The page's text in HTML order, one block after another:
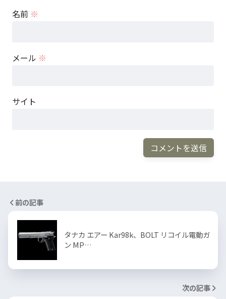
名前 ※
メール ※
サイト
前の記事
タナカ エアー Kar98k、BOLT リコイル電動ガ
ン MP…
次の記事